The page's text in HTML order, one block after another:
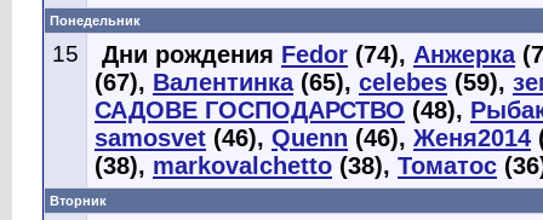
Понедельник
15 Дни рождения Fedor (74), Анжерка
(67), Валентинка(65), celebes (59),
САДОВЕ ГОСПОДАРСТВО (48),
samosvet (46), Quenn (46), Женя2014
(38), markovalchetto (38), Томатос
Вторник